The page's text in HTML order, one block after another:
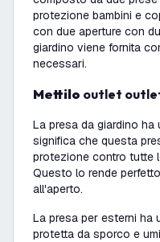
protezione bambini e
con due aperture con
giardino viene fornita
necessari.
Mettilo outlet
La presa da giardino
significa che questa
protezione contro tutte
Questo lo rende
all'aperto.
La presa per esterni ha
protetta da sporco e